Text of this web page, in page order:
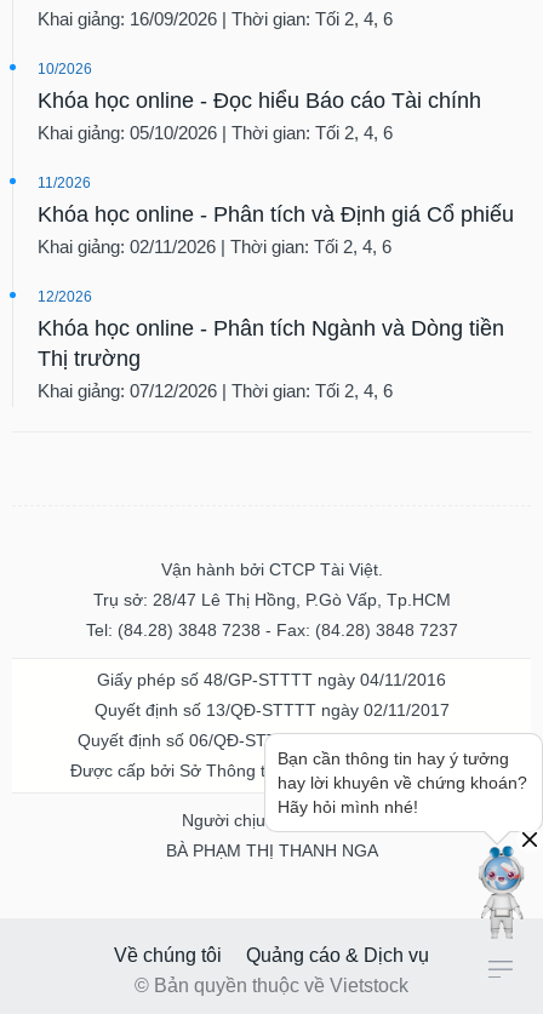
Khai giảng: 16/09/2026 | Thời gian: Tối 2, 4, 6
10/2026
Khóa học online - Đọc hiểu Báo cáo Tài chính
Khai giảng: 05/10/2026 | Thời gian: Tối 2, 4, 6
11/2026
Khóa học online - Phân tích và Định giá Cổ phiếu
Khai giảng: 02/11/2026 | Thời gian: Tối 2, 4, 6
12/2026
Khóa học online - Phân tích Ngành và Dòng tiền
Thị trường
Khai giảng: 07/12/2026 | Thời gian: Tối 2, 4, 6
Vận hành bởi CTCP Tài Việt.
Trụ sở: 28/47 Lê Thị Hồng, P.Gò Vấp, Tp.HCM
Tel: (84.28) 3848 7238 - Fax: (84.28) 3848 7237
Giấy phép số 48/GP-STTTT ngày 04/11/2016
Quyết định số 13/QĐ-STTTT ngày 02/11/2017
Quyết định số 06/QĐ-STTTT-ICP ngày 20/07/2023
Được cấp bởi Sở Thông tin và Truyền thông TPHCM
Người chịu trách nhiệm
BÀ PHẠM THỊ THANH NGA
Về chúng tôi
Quảng cáo & Dịch vụ
© Bản quyền thuộc về Vietstock
Bạn cần thông tin hay ý tưởng
hay lời khuyên về chứng khoán?
Hãy hỏi mình nhé!